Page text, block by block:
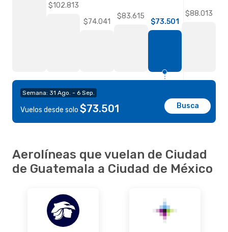
Semana: 31 Ago. - 6 Sep.
Vuelos desde solo $73.501 Busca
$102.813
$74.041
$83.615
$73.501
$88.013
Aerolíneas que vuelan de Ciudad
de Guatemala a Ciudad de México